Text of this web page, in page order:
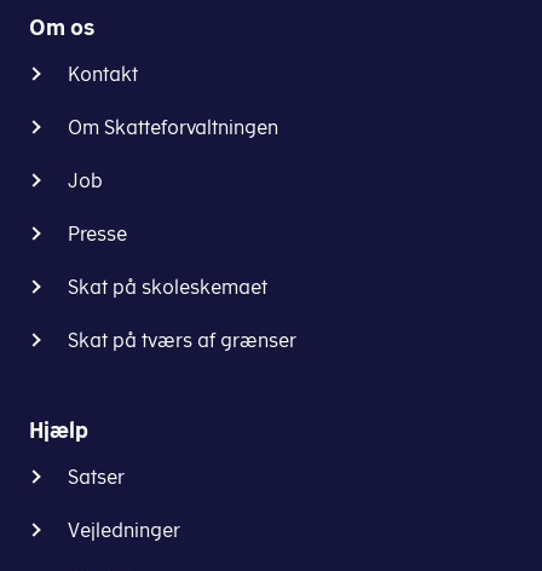
Om os
Kontakt
Om Skatteforvaltningen
Job
Presse
Skat på skoleskemaet
Skat på tværs af grænser
Hjælp
Satser
Vejledninger